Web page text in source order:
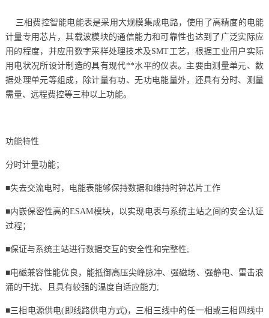
三相费控智能电能表是采用大规模集成电路，使用了高精度的电能
计量专用芯片，其载波模块的通信能力和可靠性也达到了广泛实际应
用的程度，并应用数字采样处理技术及SMT工艺，根据工业用户实际
用电状况所设计制造的具有现代**水平的仪表。主要由测量单元、数
据处理单元等组成，除计量有功、无功电能量外，还具有分时、测量
需量、远程费控等三种以上功能。
功能特性
分时计量功能；
■失去交流电时，电能表能够保持数据和维持时钟芯片工作
■内嵌保密性高的ESAM模块，以实现电表与系统主站之间的安全认证
过程；
■保证与系统主站进行数据交互的安全性和完整性;
■电磁兼容性能优良，能抵御高压尖峰脉冲、强磁场、强静电、雷击浪
涌的干扰、且具有较强的温度自适应能力;
■三相电源供电(即线路供电方式)，三相三线中的任一相或三相四线中